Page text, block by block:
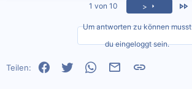
1 von 10 >
Um antworten zu können musst
du eingeloggt sein.
Teilen: FacebookTwitter WhatsApp
E-MailLink